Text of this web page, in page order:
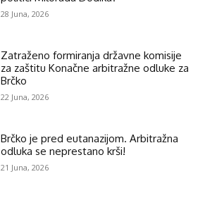
28 Juna, 2026
Zatraženo formiranja državne komisije
za zaštitu Konačne arbitražne odluke za
Brčko
22 Juna, 2026
Brčko je pred eutanazijom. Arbitražna
odluka se neprestano krši!
21 Juna, 2026